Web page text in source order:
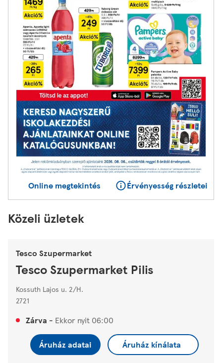
Online megtekintés Érvényesség részletei
Közeli üzletek
Tesco Szupermarket
Tesco Szupermarket Pilis
Kossuth Lajos u. 2/H.
2721
Zárva - Ekkor nyit 06:00
Áruház adatai Áruház kínálata